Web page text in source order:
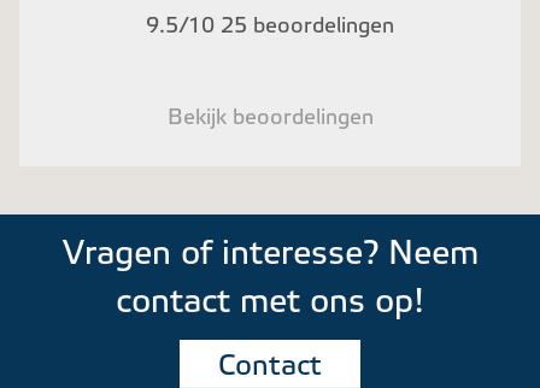
9.5/10 25 beoordelingen
Bekijk beoordelingen
Vragen of interesse? Neem
contact met ons op!
Contact